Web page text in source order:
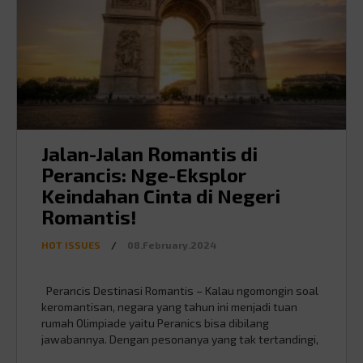
Jalan-Jalan Romantis di
Perancis: Nge-Eksplor
Keindahan Cinta di Negeri
Romantis!
HOT ISSUES / 08.February.2024
Perancis Destinasi Romantis – Kalau ngomongin soal
keromantisan, negara yang tahun ini menjadi tuan
rumah Olimpiade yaitu Peranics bisa dibilang
jawabannya. Dengan pesonanya yang tak tertandingi,